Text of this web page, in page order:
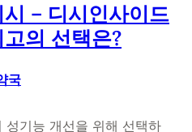
– 디시인사이드
의 선택은?
국
성기능 개선을 위해 선택하